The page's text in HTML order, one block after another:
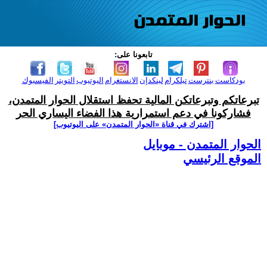
تابعونا على:
الفيسبوك التويتر اليوتيوب الانستغرام لينكدإن تيلكرامبنترست بودكاست
تبرعاتكم وتبرعاتكن المالية تحفظ استقلال الحوار المتمدن،
فشاركونا في دعم استمرارية هذا الفضاء اليساري الحر
[اشترك في قناة ‫«الحوار المتمدن» على اليوتيوب]
الحوار المتمدن - موبايل
الموقع الرئيسي